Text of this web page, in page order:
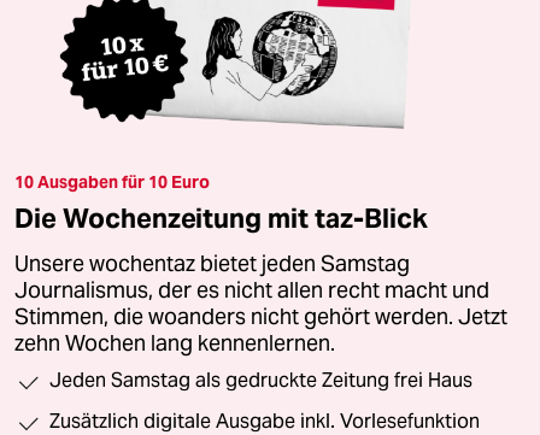
10 Ausgaben für 10 Euro
Die Wochenzeitung mit taz-Blick
Unsere wochentaz bietet jeden Samstag
Journalismus, der es nicht allen recht macht und
Stimmen, die woanders nicht gehört werden. Jetzt
zehn Wochen lang kennenlernen.
Jeden Samstag als gedruckte Zeitung frei Haus
Zusätzlich digitale Ausgabe inkl. Vorlesefunktion